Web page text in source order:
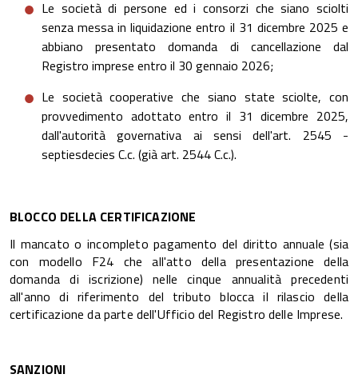
Le società di persone ed i consorzi che siano sciolti
senza messa in liquidazione entro il 31 dicembre 2025 e
abbiano presentato domanda di cancellazione dal
Registro imprese entro il 30 gennaio 2026;
Le società cooperative che siano state sciolte, con
provvedimento adottato entro il 31 dicembre 2025,
dall'autorità governativa ai sensi dell'art. 2545 -
septiesdecies C.c. (già art. 2544 C.c.).
BLOCCO DELLA CERTIFICAZIONE
Il mancato o incompleto pagamento del diritto annuale (sia
con modello F24 che all'atto della presentazione della
domanda di iscrizione) nelle cinque annualità precedenti
all'anno di riferimento del tributo blocca il rilascio della
certificazione da parte dell'Ufficio del Registro delle Imprese.
SANZIONI